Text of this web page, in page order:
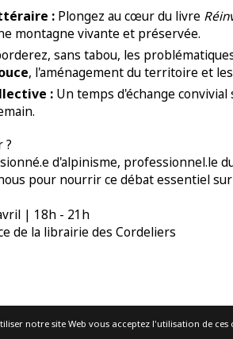
: Plongez au cœur du livre
montagne vivante et préservée.
sans tabou, les
, l'aménagement du territoire et
: Un temps d'échange
?
d'alpinisme, professionnel.le
pour nourrir ce débat essentiel
| 18h - 21h
de la librairie des Cordeliers
notre site Web vous acceptez l'utilisation de ces